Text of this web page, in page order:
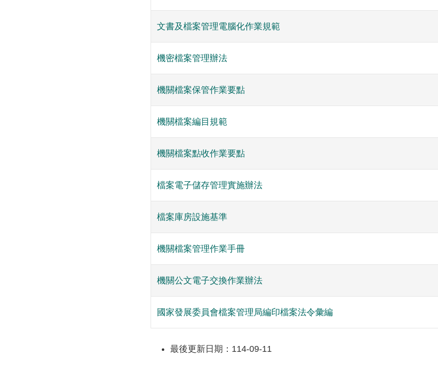
文書及檔案管理電腦化作業規範
機密檔案管理辦法
機關檔案保管作業要點
機關檔案編目規範
機關檔案點收作業要點
檔案電子儲存管理實施辦法
檔案庫房設施基準
機關檔案管理作業手冊
機關公文電子交換作業辦法
國家發展委員會檔案管理局編印檔案法令彙編
最後更新日期：114-09-11